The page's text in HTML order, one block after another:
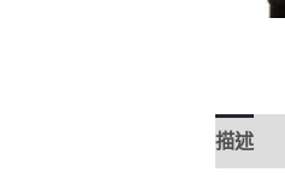
描述